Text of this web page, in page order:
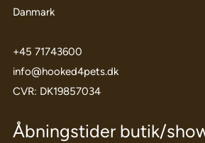
Danmark
+45 71743600
info@hooked4pets.dk
CVR: DK19857034
Åbningstider butik/